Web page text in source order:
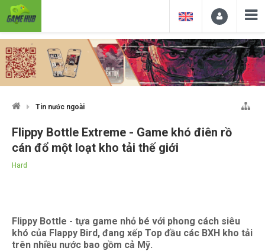
Tin nước ngoài
Flippy Bottle Extreme - Game khó điên rồ
cán đổ một loạt kho tải thế giới
Hard
Flippy Bottle - tựa game nhỏ bé với phong cách siêu
khó của Flappy Bird, đang xếp Top đầu các BXH kho tải
trên nhiều nước bao gồm cả Mỹ.